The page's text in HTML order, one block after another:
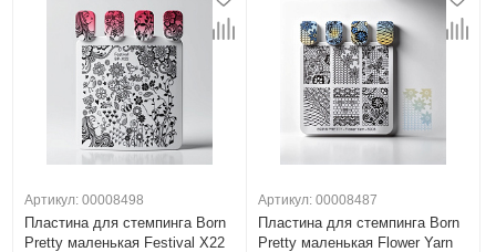
Артикул: 00008498
Пластина для стемпинга Born
Pretty маленькая Festival X22
Артикул: 00008487
Пластина для стемпинга Born
Pretty маленькая Flower Yarn